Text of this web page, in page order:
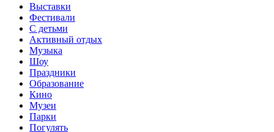
Выставки
Фестивали
С детьми
Активный отдых
Музыка
Шоу
Праздники
Образование
Кино
Музеи
Парки
Погулять